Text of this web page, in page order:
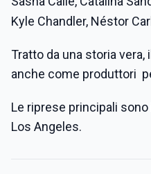
Kyle Chandler, Néstor
Tratto da una storia
anche come produttori
Le riprese principali
Los Angeles.